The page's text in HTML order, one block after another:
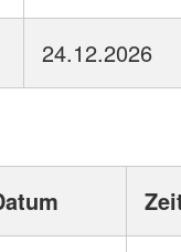
24.12.2026